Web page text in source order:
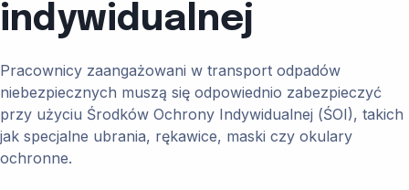
indywidualnej
Pracownicy zaangażowani w transport odpadów
niebezpiecznych muszą się odpowiednio zabezpieczyć
przy użyciu Środków Ochrony Indywidualnej (ŚOI), takich
jak specjalne ubrania, rękawice, maski czy okulary
ochronne.